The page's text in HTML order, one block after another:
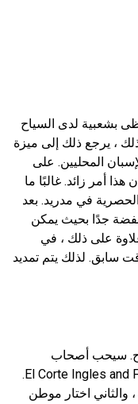
بشعبية لدى السياح
، يرجع ذلك إلى ميزة
المحليين. على
أمر زائد. غالبًا ما
في مدريد. بعد
منخفضة جدًا بحيث يمكن
على ذلك ، في
سابق. لذلك يتم تمديد
سيحب أصحاب
المحافظ المتوسطة الحجم El Corte Ingles and Factory.
والثاني اختار موطن